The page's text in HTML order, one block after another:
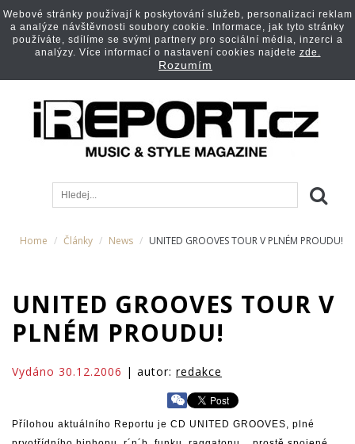
Home Články News UNITED GROOVES TOUR V PLNÉM PROUDU!
UNITED GROOVES TOUR V
PLNÉM PROUDU!
Vydáno 30.12.2006 | autor: redakce
Přílohou aktuálního Reportu je CD UNITED GROOVES, plné
Webové stránky používají k poskytování služeb, personalizaci reklam
a analýze návštěvnosti soubory cookie. Informace, jak tyto stránky
používáte, sdílíme se svými partnery pro sociální média, inzerci a
analýzy. Více informací o nastavení cookies najdete zde.
Rozumím